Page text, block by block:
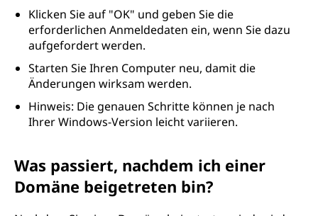
Klicken Sie auf "OK" und geben Sie die
erforderlichen Anmeldedaten ein, wenn Sie dazu
aufgefordert werden.
Starten Sie Ihren Computer neu, damit die
Änderungen wirksam werden.
Hinweis: Die genauen Schritte können je nach
Ihrer Windows-Version leicht variieren.
Was passiert, nachdem ich einer
Domäne beigetreten bin?